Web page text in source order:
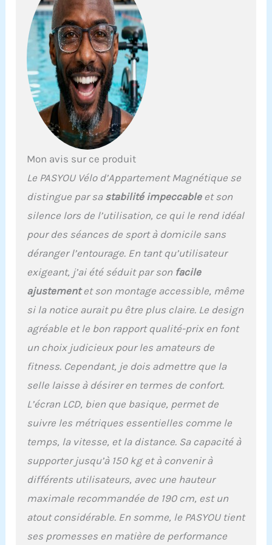
Fitness lisse et
Silencieux】 Une
résistance magnétique
puissante et un
entraînement par
courroie offrent une
conduite incroyablement
douce et presque
silencieuse. Ce velo
stationnaire avec un
domicile idéal. Il ne
réveillera JAMAIS les
membres de votre famille
ou vos colocataires et est
presque sans entretien,
pas besoin de lubrifier
comme un entraînement
par chaîne ou de
remplacer un tampon en
feutre. 【Entièrement
Réglable】Selle
rembourrée réglable
dans 4 directions,
guidon réglable dans 2
directions, s'adapte
parfaitement aux
utilisateurs de
différentes hauteurs
(longueur de foulée
appropriée : Max 92cm-
magnétorésistance
micro-réglable permet à
répondre aux besoins
des débutants aux
sur le bouton de frein
pour freiner
immédiatement. 4 pieds
réglables maintiennent
Mon avis sur ce produit
Le PASYOU Vélo d’Appartement Magnétique se
distingue par sa stabilité impeccableet son
silence lors de l’utilisation, ce qui le rend idéal
pour des séances de sport à domicile sans
déranger l’entourage. En tant qu’utilisateur
exigeant, j’ai été séduit par son facile
ajustementet son montage accessible, même
si la notice aurait pu être plus claire. Le design
agréable et le bon rapport qualité-prix en font
un choix judicieux pour les amateurs de
fitness. Cependant, je dois admettre que la
selle laisse à désirer en termes de confort.
L’écran LCD, bien que basique, permet de
suivre les métriques essentielles comme le
temps, la vitesse, et la distance. Sa capacité à
supporter jusqu’à 150 kg et à convenir à
différents utilisateurs, avec une hauteur
maximale recommandée de 190 cm, est un
atout considérable. En somme, le PASYOU tient
ses promesses en matière de performance